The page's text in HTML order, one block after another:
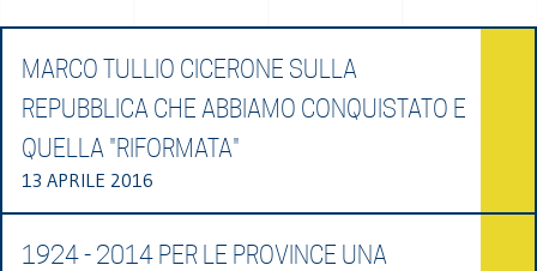
MARCO TULLIO CICERONE SULLA
REPUBBLICA CHE ABBIAMO CONQUISTATO E
QUELLA "RIFORMATA"
13 APRILE 2016
1924 - 2014 PER LE PROVINCE UNA